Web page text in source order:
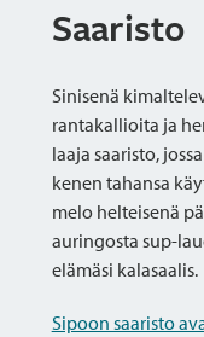
Saaristo
Sinisenä
rantakallioita ja
laaja saaristo,
kenen tahansa
melo helteisenä
auringosta sup-
elämäsi kalasaalis.
Sipoon saaristo